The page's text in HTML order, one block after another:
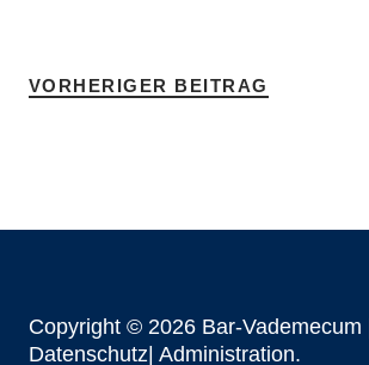
VORHERIGER BEITRAG
Copyright © 2026 Bar-Vademecum |
Datenschutz| Administration